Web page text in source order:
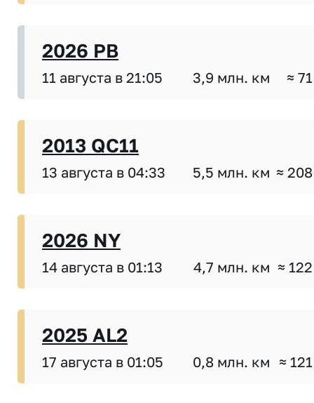
2026 PB
11 августа в 21:05 3,9 млн. км ≈
2013 QC11
13 августа в 04:33 5,5 млн. км ≈
2026 NY
14 августа в 01:13 4,7 млн. км ≈
2025 AL2
17 августа в 01:05 0,8 млн. км ≈